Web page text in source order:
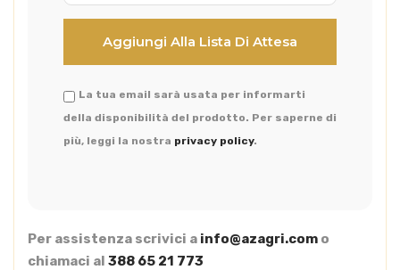
La tua email sarà usata per informarti
della disponibilità del prodotto. Per saperne di
più, leggi la nostra privacy policy.
Per assistenza scrivici a info@azagri.com o
chiamaci al 388 65 21 773